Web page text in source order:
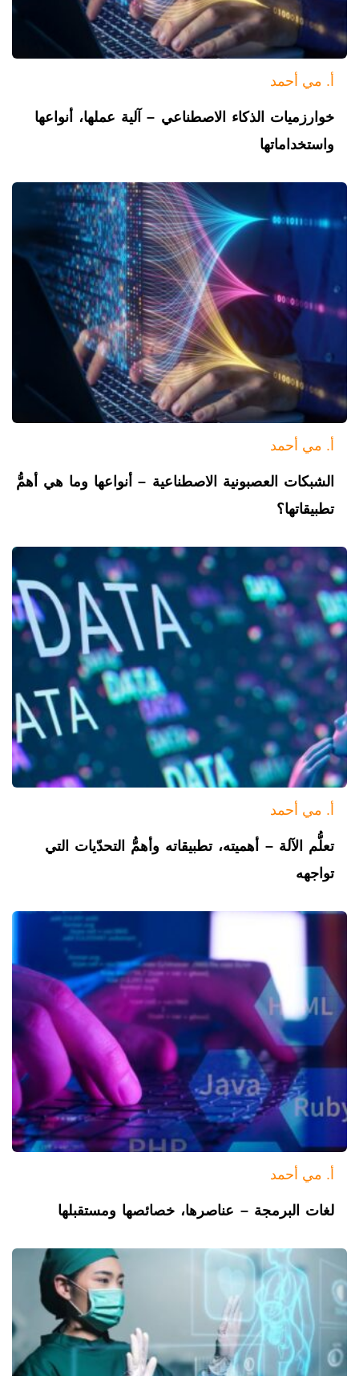
أ. مي أحمد
خوارزميات الذكاء الاصطناعي – آلية عملها، أنواعها
واستخداماتها
أ. مي أحمد
الشبكات العصبونية الاصطناعية – أنواعها وما هي أهمُّ
تطبيقاتها؟
أ. مي أحمد
تعلُّم الآلة – أهميته، تطبيقاته وأهمُّ التحدّيات التي
تواجهه
أ. مي أحمد
لغات البرمجة – عناصرها، خصائصها ومستقبلها